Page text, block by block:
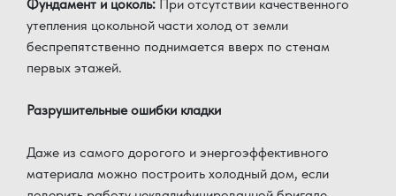
Фундамент и цоколь: При отсутствии качественного
утепления цокольной части холод от земли
беспрепятственно поднимается вверх по стенам
первых этажей.
Разрушительные ошибки кладки
Даже из самого дорогого и энергоэффективного
материала можно построить холодный дом, если